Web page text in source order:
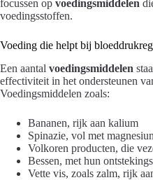
focussen op voedingsmiddelen
voedingsstoffen.
Voeding die helpt bij
Een aantal voedingsmiddelen
effectiviteit in het ondersteunen
Voedingsmiddelen zoals:
Bananen, rijk aan kalium
Spinazie, vol met
Volkoren producten, die
Bessen, met hun
Vette vis, zoals zalm, rijk